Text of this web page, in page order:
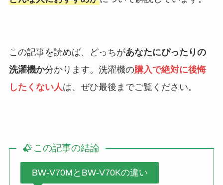
この記事を読めば、どっちがあなたにぴったりの
洗濯機か分かります。洗濯機の購入で絶対に後悔
したくない人は、ぜひ最後までご覧ください。
この記事の結論
BW-V70MとBW-V70Kの違い